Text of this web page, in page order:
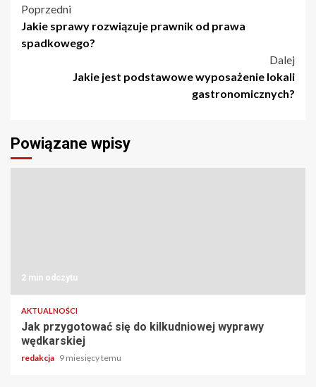
Nawigacja
wpisu
Poprzedni
Jakie sprawy rozwiązuje prawnik od prawa
spadkowego?
Dalej
Jakie jest podstawowe wyposażenie lokali
gastronomicznych?
Powiązane wpisy
2 min odczytu
AKTUALNOŚCI
Jak przygotować się do kilkudniowej wyprawy
wędkarskiej
redakcja 9 miesięcy temu